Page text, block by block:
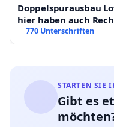
Doppelspurausbau
hier haben auch
770 Unterschriften
STARTEN SIE
Gibt es